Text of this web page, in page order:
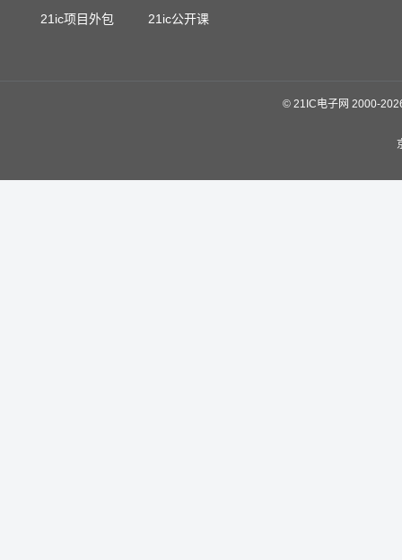
21ic项目外包
21ic公开课
©21IC电子网 2000-